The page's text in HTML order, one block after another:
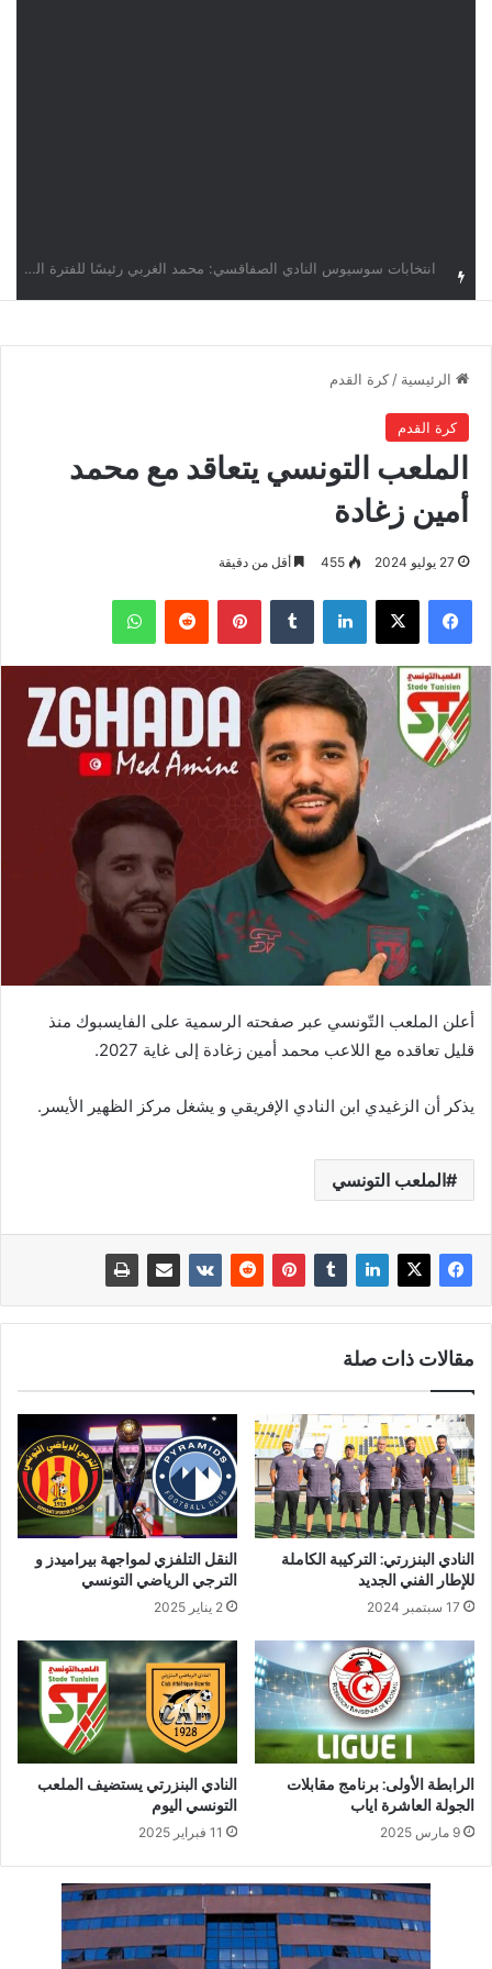
الرئيسية / كرة القدم
كرة القدم
الملعب التونسي يتعاقد مع محمد
أمين زغادة
27 يوليو 2024 455 أقل من دقيقة
فيسبوك ‫X لينكدإن بينتيريست واتساب
أعلن الملعب التّونسي عبر صفحته الرسمية على الفايسبوك منذ
قليل تعاقده مع اللاعب محمد أمين زغادة إلى غاية 2027.
يذكر أن الزغيدي ابن النادي الإفريقي و يشغل مركز الظهير الأيسر.
الملعب التونسي
مقالات ذات صلة
النادي البنزرتي: التركيبة الكاملة
للإطار الفني الجديد
17 سبتمبر 2024
النقل التلفزي لمواجهة بيراميدز و
الترجي الرياضي التونسي
2 يناير 2025
الرابطة الأولى: برنامج مقابلات
الجولة العاشرة اياب
9 مارس 2025
النادي البنزرتي يستضيف الملعب
التونسي اليوم
11 فبراير 2025